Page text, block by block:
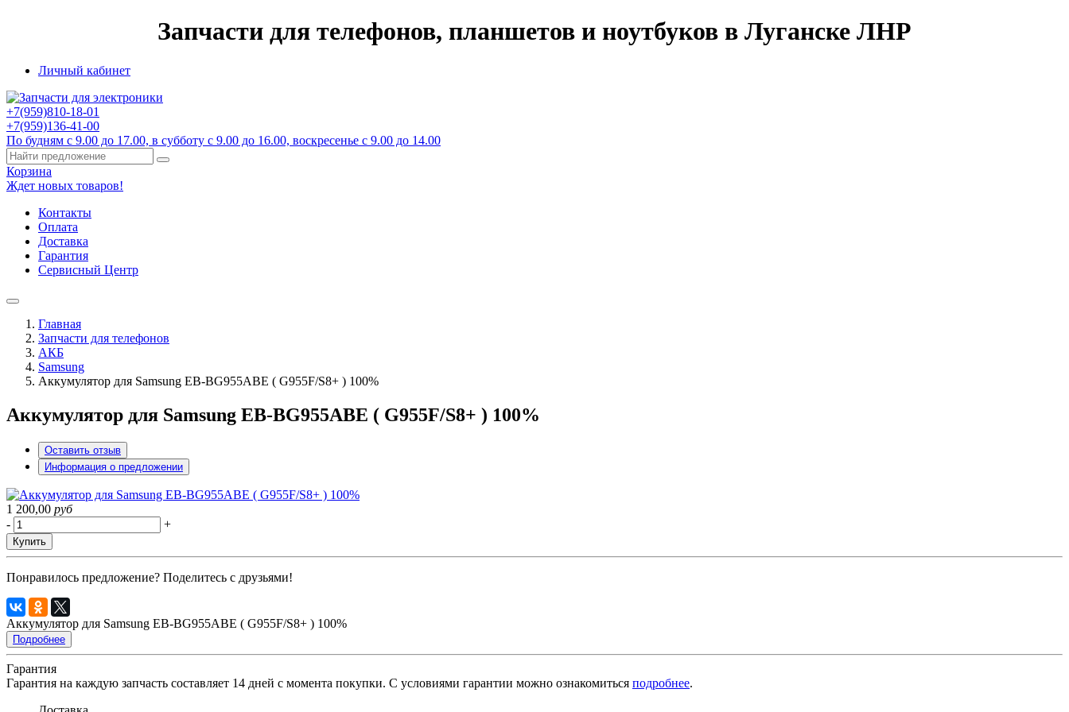
Запчасти для телефонов, планшетов и ноутбуков в Луганске ЛНР
Личный кабинет
+7(959)810-18-01
+7(959)136-41-00
По будням с 9.00 до 17.00, в субботу с 9.00 до 16.00, воскресенье с 9.00 до 14.00
Корзина
Ждет новых товаров!
Контакты
Оплата
Доставка
Гарантия
Сервисный Центр
Главная
Запчасти для телефонов
АКБ
Samsung
Аккумулятоp для Samsung EB-BG955ABE ( G955F/S8+ ) 100%
Аккумулятоp для Samsung EB-BG955ABE ( G955F/S8+ ) 100%
Оставить отзыв
Информация о предложении
1 200,00 руб
-
+
Купить
Понравилось предложение? Поделитесь с друзьями!
Аккумулятоp для Samsung EB-BG955ABE ( G955F/S8+ ) 100%
Подробнее
Гарантия
Гарантия на каждую запчасть составляет 14 дней с момента покупки. С условиями гарантии можно ознакомиться подробнее.